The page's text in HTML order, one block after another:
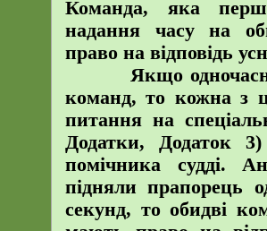
Команда, яка
надання часу на
право на відповідь
Якщо одночасно
команд, то кожна з
питання на
Додатки, Додаток 3)
помічника судді.
підняли прапорець
секунд, то обидві